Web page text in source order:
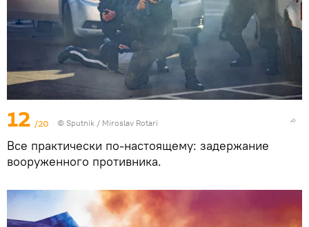
12 /20 © Sputnik / Miroslav Rotari
Все практически по-настоящему: задержание
вооруженного противника.